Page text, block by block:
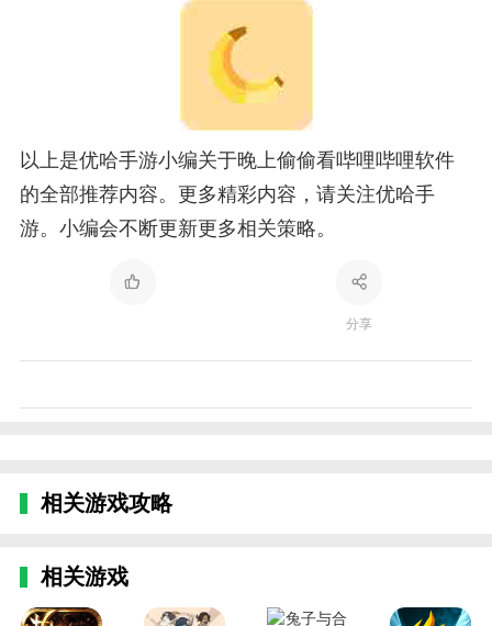
以上是优哈手游小编关于晚上偷偷看哔哩哔哩软件
的全部推荐内容。更多精彩内容，请关注优哈手
游。小编会不断更新更多相关策略。
分享
相关游戏攻略
相关游戏